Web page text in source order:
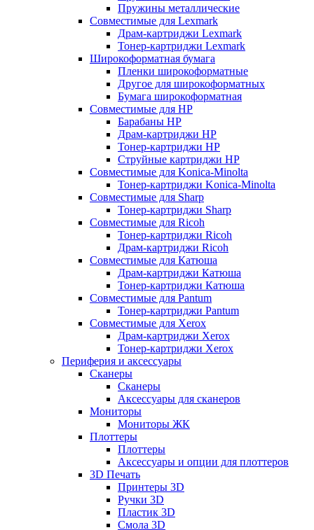
Пружины металлические
Совместимые для Lexmark
Драм-картриджи Lexmark
Тонер-картриджи Lexmark
Широкоформатная бумага
Пленки широкоформатные
Другое для широкоформатных
Бумага широкоформатная
Совместимые для HP
Барабаны HP
Драм-картриджи HP
Тонер-картриджи HP
Струйные картриджи HP
Совместимые для Konica-Minolta
Тонер-картриджи Konica-Minolta
Совместимые для Sharp
Тонер-картриджи Sharp
Совместимые для Ricoh
Тонер-картриджи Ricoh
Драм-картриджи Ricoh
Совместимые для Катюша
Драм-картриджи Катюша
Тонер-картриджи Катюша
Совместимые для Pantum
Тонер-картриджи Pantum
Совместимые для Xerox
Драм-картриджи Xerox
Тонер-картриджи Xerox
Периферия и аксессуары
Сканеры
Сканеры
Аксессуары для сканеров
Мониторы
Мониторы ЖК
Плоттеры
Плоттеры
Аксессуары и опции для плоттеров
3D Печать
Принтеры 3D
Ручки 3D
Пластик 3D
Смола 3D